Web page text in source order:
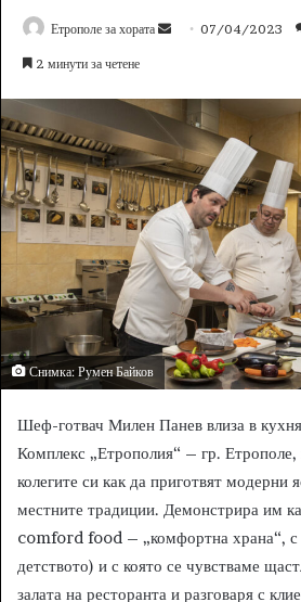
Етрополе за хората
a
n
e
m
l
07/04/2023
2 минути за четене
Снимка: Румен Байков
Шеф-готвач Милен Панев влиза в
Комплекс „Етрополия“ – гр. Етрополе,
колегите си как да приготвят модерни
местните традиции. Демонстрира им
comford food – „комфортна храна“, с
детството) и с която се чувстваме
залата на ресторанта и разговаря с